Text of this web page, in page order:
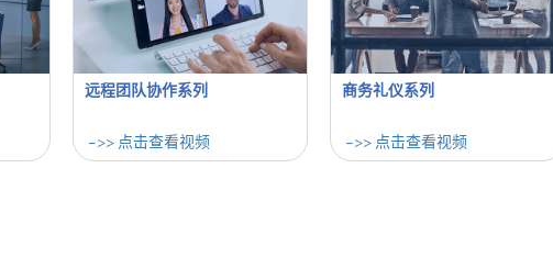
远程团队协作系列
->> 点击查看视频
商务礼仪系列
->> 点击查看视频